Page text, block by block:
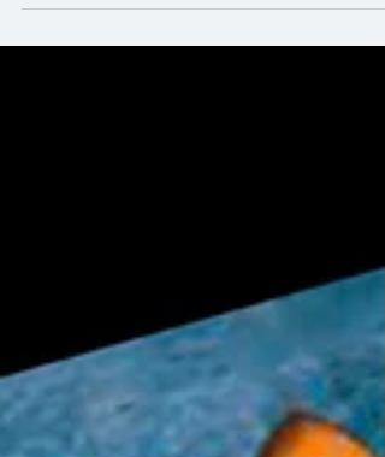
Hendrien de Jong-Aperloo en...